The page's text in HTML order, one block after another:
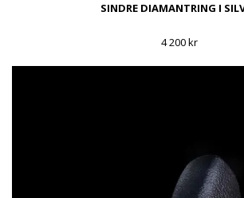
SINDRE DIAMANTRING I
4 200 kr